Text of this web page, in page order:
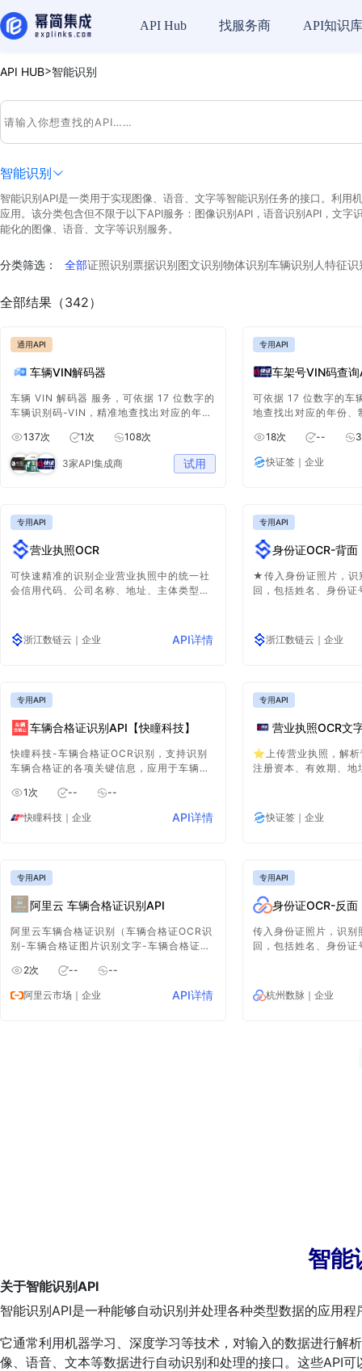
API Hub 找服务商 API知识库
API HUB>智能识别
智能识别
智能识别API是一类用于实现图像、语音、文字等智能识别任务的接口。利
应用。该分类包含但不限于以下API服务：图像识别API，语音识别API，文
能化的图像、语音、文字等识别服务。
分类筛选： 全部证照识别票据识别图文识别物体识别车辆识别 人特征识
全部结果（342）
通用API
车辆VIN解码器
车辆 VIN 解码器 服务，可依据 17 位数字的
车辆识别码-VIN，精准地查找出对应的年
息，为你提供全面且准确的车辆详细数据，
以便于在各种场景下更好地了解和处理车辆
相关事务。
137次 1 次 108次
3家API集成商 试用
专用API
车架号VIN码查
可依据 17 位数字的车
地查找出对应的年份、
车辆详细数据，以便
了解和处理车辆相关事
18次 --
快证签 ｜企业
专用API
营业执照OCR
可快速精准的识别企业营业执照中的统一社
会信用代码、公司名称、地址、主体类型、
浙江数链云 ｜企业 API详情
专用API
身份证OCR-背面
★传入身份证照片，识
回，包括姓名、身份
浙江数链云 ｜企业
专用API
车辆合格证识别API【快瞳科技】
快瞳科技-车辆合格证OCR识别，支持识别
车辆合格证的各项关键信息，应用于车辆信
车辆信息登记的自动化。适用暗光、拍照畸
变、弯曲、倾斜等场景，需要移动端SDK或
私有化部署可联系客服
1 次 -- --
快瞳科技 ｜企业 API详情
专用API
营业执照OCR文
⭐上传营业执照，解
注册资本、有效期、地
快证签 ｜企业
专用API
阿里云 车辆合格证识别API
阿里云车辆合格证识别（车辆合格证OCR识
别-车辆合格证图片识别文字-车辆合格证文
旋转、畸变矫正、分辨率增强等能力，识别
内容包括轴荷、轴数、驾驶室准驾人数、合
格证编号、底盘合格证编号、底盘ID、底盘
2次 -- --
阿里云市场 ｜企业 API详情
专用API
身份证OCR-反面
传入身份证照片，识别
回，包括姓名、身份
高！杭州数脉 ｜企业
智能
关于智能识别API
智能识别API是一种能够自动识别并处理各种类型数据的应用程
它通常利用机器学习、深度学习等技术，对输入的数据进行解
像、语音、文本等数据进行自动识别和处理的接口。这些API